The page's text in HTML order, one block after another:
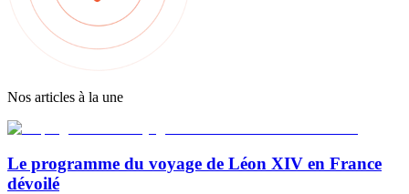
Nos articles à la une
Le programme du voyage de Léon XIV en France
dévoilé